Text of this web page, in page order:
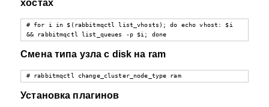
хостах
# for i in $(rabbitmqctl list_vhosts); do echo vhost: $i
&& rabbitmqctl list_queues -p $i; done
Смена типа узла с disk на ram
# rabbitmqctl change_cluster_node_type ram
Установка плагинов